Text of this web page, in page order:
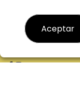
Registro
Aceptar